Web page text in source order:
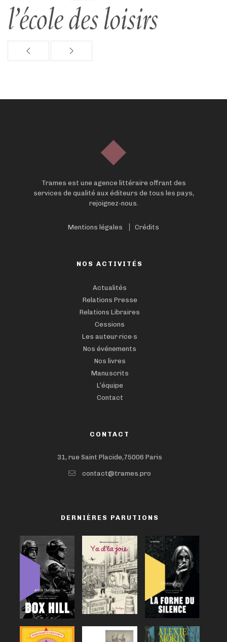
Trames est une agence littéraire offrant des
services de qualité aux éditeurs de tous les pays,
rejoignez-nous.
Mentions légales Crédits
NOS ACTIVITÉS
Actualités
Relations Presse
Relations Libraires
Cessions
Les auteur·rice·s
Nos événements
Nos livres
Manuscrits
L’équipe
Contact
CONTACT
31, rue Saint Placide,75006 Paris
contact@trames.pro
DERNIÈRES PARUTIONS